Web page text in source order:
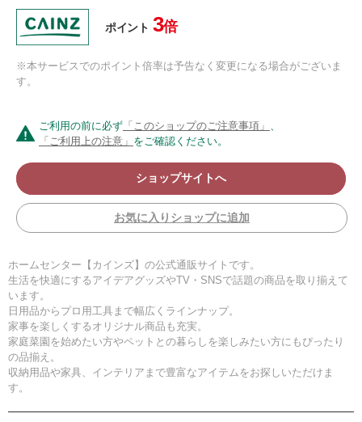
ポイント 3倍
※本サービスでのポイント倍率は予告なく変更になる場合がございま
す。
ご利用の前に必ず 「このショップのご注意事項」 、
「ご利用上の注意」 をご確認ください。
ショップサイトへ
お気に入りショップに追加
ホームセンター【カインズ】の公式通販サイトです。
生活を快適にするアイデアグッズやTV・SNSで話題の商品を取り揃えて
います。
日用品からプロ用工具まで幅広くラインナップ。
家事を楽しくするオリジナル商品も充実。
家庭菜園を始めたい方やペットとの暮らしを楽しみたい方にもぴったり
の品揃え。
収納用品や家具、インテリアまで豊富なアイテムをお探しいただけま
す。